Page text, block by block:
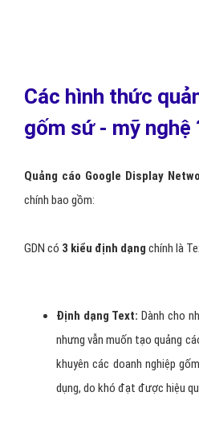
Các hình thức
gốm sứ - mỹ nghệ
Quảng cáo Google Display
chính bao gồm:
GDN có 3 kiểu định dạng chính là
Định dạng Text: Dành cho
nhưng vẫn muốn tạo quảng
khuyên các doanh nghiệp
dụng, do khó đạt được hiệu